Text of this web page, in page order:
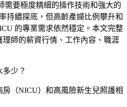
需要極度精細的操作技術和強大的
持續探底，但高齡產婦比例攀升和
的專業需求依然穩定。本文完整
理師的薪資行情、工作內容、職涯
少？
房（NICU）和高風險新生兒照護相